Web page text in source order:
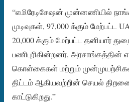
“எமிரேடிசேஷன் முன்னணியில்
முடிவுகள், 97,000 க்கும் மேற்பட்ட
20,000 க்கும் மேற்பட்ட தனியார்
பணிபுரிகின்றனர், அரசாங்கத்தின்
கொள்கைகள் மற்றும்
திட்டம் ஆகியவற்றின் செயல்
காட்டுகிறது.”